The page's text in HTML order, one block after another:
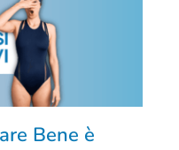
Bene è